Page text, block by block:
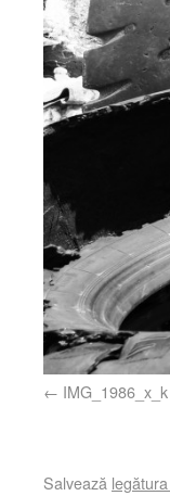
IMG_1986_x_k
Salvează